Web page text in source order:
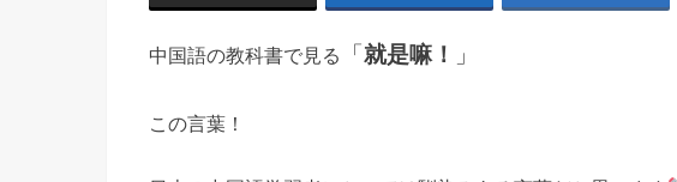
中国語の教科書で見る 「 就是嘛！ 」
この言葉！